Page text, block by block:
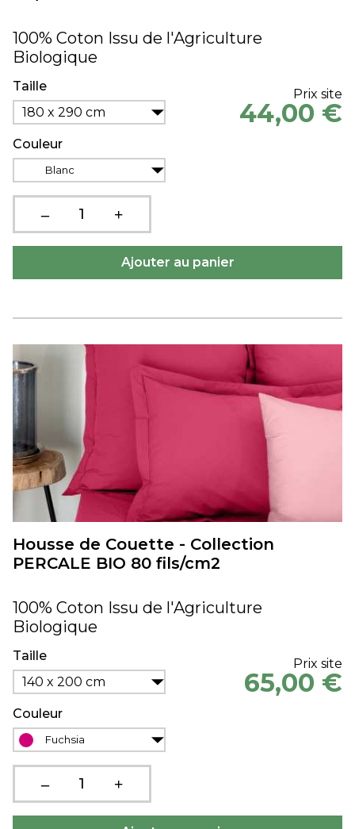
100% Coton Issu de l'Agriculture
Biologique
Taille
180 x 290 cm
Couleur
Blanc
Prix site
44,00 €
Housse de Couette - Collection
PERCALE BIO 80 fils/cm2
100% Coton Issu de l'Agriculture
Biologique
Taille
140 x 200 cm
Couleur
Fuchsia
Prix site
65,00 €